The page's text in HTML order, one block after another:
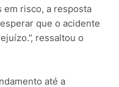
em risco, a resposta
que o acidente
ressaltou o
até a